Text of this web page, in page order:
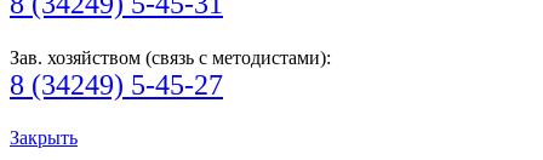
Зав. хозяйством (связь с методистами):
8 (34249) 5-45-27
Закрыть